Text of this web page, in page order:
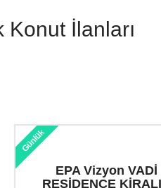
Konut İlanları
EPA Vizyon VADİ
RESİDENCE
Günlük